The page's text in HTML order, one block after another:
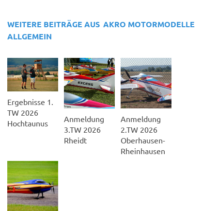
WEITERE BEITRÄGE AUS AKRO MOTORMODELLE
ALLGEMEIN
Ergebnisse 1.
TW 2026
Hochtaunus
Anmeldung
3.TW 2026
Rheidt
Anmeldung
2.TW 2026
Oberhausen-
Rheinhausen